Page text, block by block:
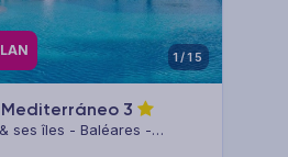
1/15
Mediterráneo 3
ses îles - Baléares -